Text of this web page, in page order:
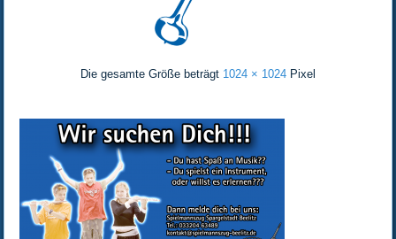
Die gesamte Größe beträgt 1024 × 1024 Pixel